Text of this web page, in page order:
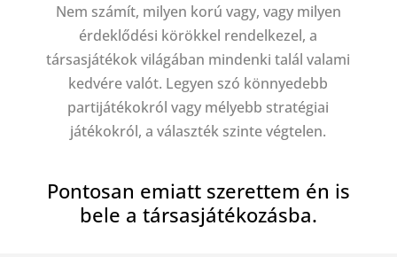
Nem számít, milyen korú vagy, vagy milyen
érdeklődési körökkel rendelkezel, a
társasjátékok világában mindenki talál valami
kedvére valót. Legyen szó könnyedebb
partijátékokról vagy mélyebb stratégiai
játékokról, a választék szinte végtelen.
Pontosan emiatt szerettem én is
bele a társasjátékozásba.